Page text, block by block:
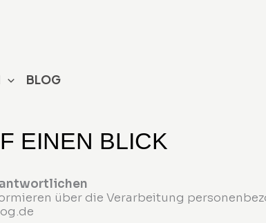
BLOG
EINEN BLICK
über die Verarbeitung